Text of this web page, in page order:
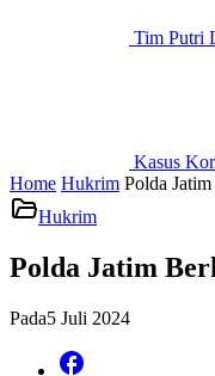
Tim Putri
Kasus
Home Hukrim Polda
Hukrim
Polda Jatim
Pada5 Juli 2024